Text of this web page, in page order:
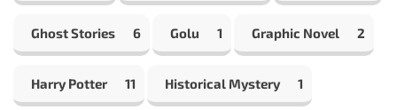
Ghost Stories 6 Golu 1 Graphic Novel 2
Harry Potter 11 Historical Mystery 1